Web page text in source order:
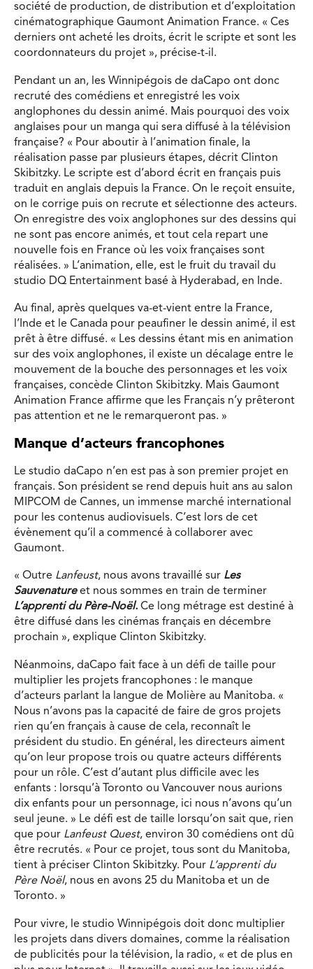
société de production, de distribution et d’exploitation
cinématographique Gaumont Animation France. « Ces
derniers ont acheté les droits, écrit le scripte et sont les
coordonnateurs du projet », précise-t-il.
Pendant un an, les Winnipégois de daCapo ont donc
recruté des comédiens et enregistré les voix
anglophones du dessin animé. Mais pourquoi des voix
anglaises pour un manga qui sera diffusé à la télévision
française? « Pour aboutir à l’animation finale, la
réalisation passe par plusieurs étapes, décrit Clinton
Skibitzky. Le scripte est d’abord écrit en français puis
traduit en anglais depuis la France. On le reçoit ensuite,
on le corrige puis on recrute et sélectionne des acteurs.
On enregistre des voix anglophones sur des dessins qui
ne sont pas encore animés, et tout cela repart une
nouvelle fois en France où les voix françaises sont
réalisées. » L’animation, elle, est le fruit du travail du
studio DQ Entertainment basé à Hyderabad, en Inde.
Au final, après quelques va-et-vient entre la France,
l’Inde et le Canada pour peaufiner le dessin animé, il est
prêt à être diffusé. « Les dessins étant mis en animation
sur des voix anglophones, il existe un décalage entre le
mouvement de la bouche des personnages et les voix
françaises, concède Clinton Skibitzky. Mais Gaumont
Animation France affirme que les Français n’y prêteront
pas attention et ne le remarqueront pas. »
Manque d’acteurs francophones
Le studio daCapo n’en est pas à son premier projet en
français. Son président se rend depuis huit ans au salon
MIPCOM de Cannes, un immense marché international
pour les contenus audiovisuels. C’est lors de cet
évènement qu’il a commencé à collaborer avec
Gaumont.
« Outre Lanfeust, nous avons travaillé sur Les
Sauvenature et nous sommes en train de terminer
L’apprenti du Père-Noël. Ce long métrage est destiné à
être diffusé dans les cinémas français en décembre
prochain », explique Clinton Skibitzky.
Néanmoins, daCapo fait face à un défi de taille pour
multiplier les projets francophones : le manque
d’acteurs parlant la langue de Molière au Manitoba. «
Nous n’avons pas la capacité de faire de gros projets
rien qu’en français à cause de cela, reconnaît le
président du studio. En général, les directeurs aiment
qu’on leur propose trois ou quatre acteurs différents
pour un rôle. C’est d’autant plus difficile avec les
enfants : lorsqu’à Toronto ou Vancouver nous aurions
dix enfants pour un personnage, ici nous n’avons qu’un
seul jeune. » Le défi est de taille lorsqu’on sait que, rien
que pour Lanfeust Quest, environ 30 comédiens ont dû
être recrutés. « Pour ce projet, tous sont du Manitoba,
tient à préciser Clinton Skibitzky. Pour L’apprenti du
Père Noël, nous en avons 25 du Manitoba et un de
Toronto. »
Pour vivre, le studio Winnipégois doit donc multiplier
les projets dans divers domaines, comme la réalisation
de publicités pour la télévision, la radio, « et de plus en